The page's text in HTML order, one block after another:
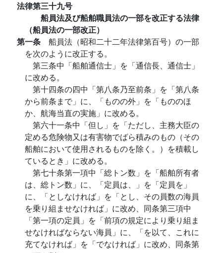
法律第三十九号
船員法及び船舶職員法の一部を改正する法律
（船員法の一部改正）
第一条 船員法（昭和二十二年法律第百号）の一部
を次のように改正する。
第三条中「船舶通信士」を「通信長、通信士」
に改める。
第十四条の四中「第八条乃至前条」を「第八条
から前条まで」に、「ものの外」を「もののほ
か、航海当直の実施」に改める。
第六十一条中「但し」を「ただし、主務大臣の
定める危険物又は有害物でばら積みのもの（その
船舶において使用されるものを除く。）を積載し
ているとき」に改める。
第七十条第一項中「総トン数」を「船舶所有者
は、総トン数」に、「定員は、」を「定員を」
に、「としなければ」を「とし、その員数の海員
を乗り組ませなければ」に改め、同条第三項中
「第一項の定員」を「前項の規定により乗り組ま
せなければならない海員」に、「を以て、これに
充てなければ」を「でなければ」に改め、同条第